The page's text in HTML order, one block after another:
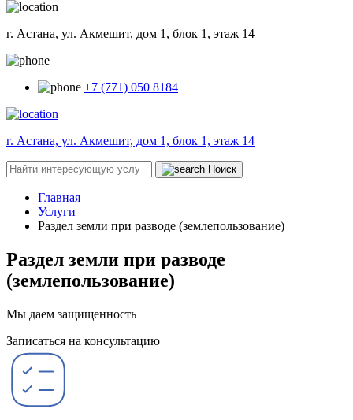
г. Астана, ул. Акмешит, дом 1, блок 1, этаж 14
+7 (771) 050 8184
г. Астана, ул. Акмешит, дом 1, блок 1, этаж 14
Поиск
Главная
Услуги
Раздел земли при разводе (землепользование)
Раздел земли при разводе
(землепользование)
Мы даем защищенность
Записаться на консультацию